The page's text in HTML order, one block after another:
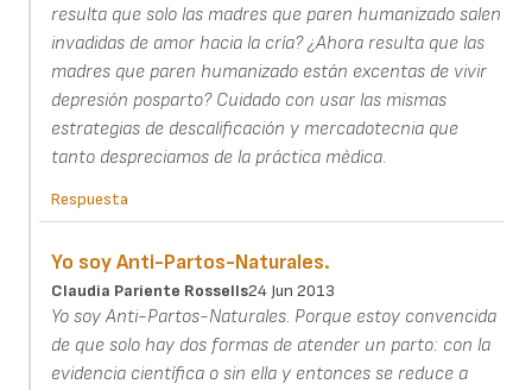
resulta que solo las madres que paren humanizado salen
invadidas de amor hacia la cría? ¿Ahora resulta que las
madres que paren humanizado están excentas de vivir
depresión posparto? Cuidado con usar las mismas
estrategias de descalificación y mercadotecnia que
tanto despreciamos de la práctica mèdica.
Respuesta
Yo soy Anti-Partos-Naturales.
Claudia Pariente Rossells24 Jun 2013
Yo soy Anti-Partos-Naturales. Porque estoy convencida
de que solo hay dos formas de atender un parto: con la
evidencia científica o sin ella y entonces se reduce a